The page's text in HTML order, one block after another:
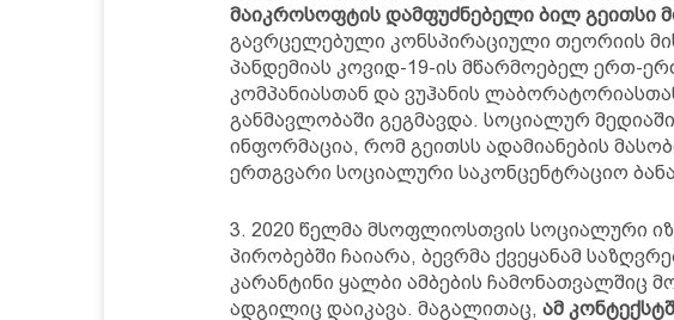
მაიკროსოფტის დამფუძნებელი ბილ გეითსი
გავრცელებული კონსპირაციული თეორიის
პანდემიას კოვიდ-19-ის მწარმოებელ ერთ-
კომპანიასთან და ვუჰანის
განმავლობაში გეგმავდა. სოციალურ
ინფორმაცია, რომ გეითსს ადამიანების
ერთგვარი სოციალური საკონცენტრაციო
2020 წელმა მსოფლიოსთვის სოციალური
პირობებში ჩაიარა, ბევრმა ქვეყანამ
კარანტინი ყალბი ამბების ჩამონათვალშიც
ადგილიც დაიკავა. მაგალითაც, ამ